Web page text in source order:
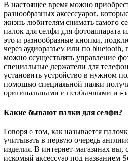
В настоящее время можно
разнообразных аксессуаров,
жизнь любителям снимать самого
палок для селфи для фотоаппарата
это и разнообразные кнопки,
через аудиоразъем или по
можно осуществлять управление
специальные держатели для
установить устройство в нужном
помощью специальной палки
оригинальными и необычными из-
Какие бывают палки для селфи?
Говоря о том, как называется
учитывать в первую очередь
изделия. В интернет-магазинах вы,
искомый аксессуар под названием